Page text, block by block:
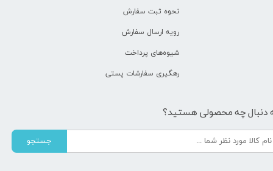
نحوه ثبت سفارش
رویه ارسال سفارش
شیوه‌های پرداخت
رهگیری سفارشات پستی
دنبال چه محصولی هستید؟
جستجو